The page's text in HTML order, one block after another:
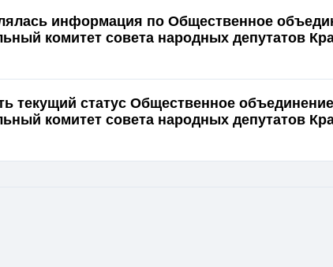
информация по Общественное
комитет совета народных депутатов
текущий статус Общественное объединение
комитет совета народных депутатов